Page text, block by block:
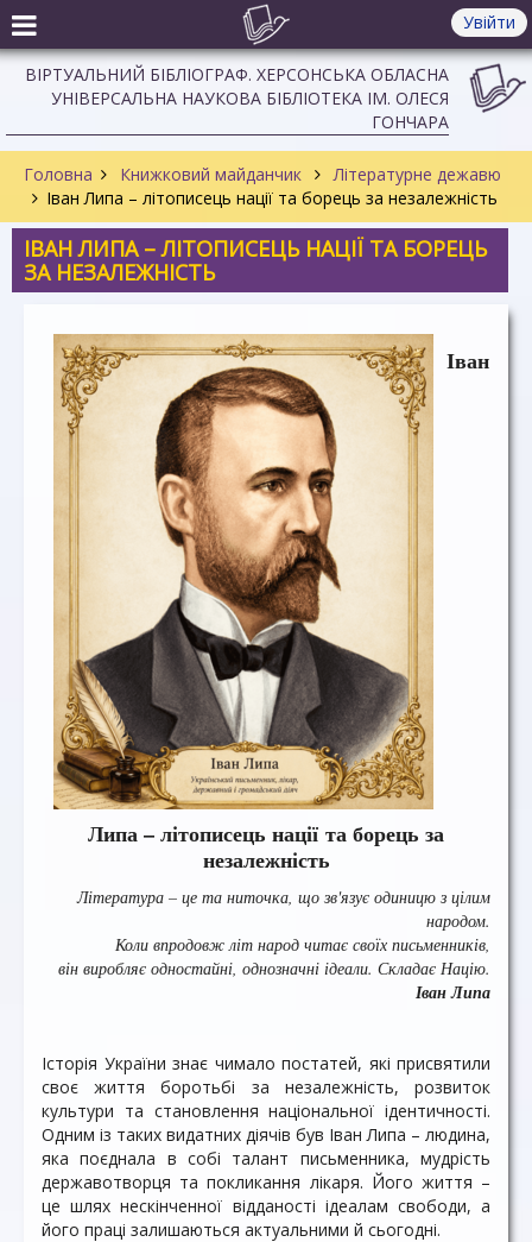
Увійти
ВІРТУАЛЬНИЙ БІБЛІОГРАФ. ХЕРСОНСЬКА ОБЛАСНА
УНІВЕРСАЛЬНА НАУКОВА БІБЛІОТЕКА ІМ. ОЛЕСЯ
ГОНЧАРА
Головна Книжковий майданчик
Літературне дежавю
Іван Липа – літописець нації та борець за незалежність
ІВАН ЛИПА – ЛІТОПИСЕЦЬ НАЦІЇ ТА БОРЕЦЬ
ЗА НЕЗАЛЕЖНІСТЬ
Іван
Липа – літописець нації та борець за
незалежність
Література – це та ниточка, що зв'язує одиницю з цілим
народом.
Коли впродовж літ народ читає своїх письменників,
він виробляє одностайні, однозначні ідеали. Складає Націю.
Іван Липа
Історія України знає чимало постатей, які присвятили
своє життя боротьбі за незалежність, розвиток
культури та становлення національної ідентичності.
Одним із таких видатних діячів був Іван Липа – людина,
яка поєднала в собі талант письменника, мудрість
державотворця та покликання лікаря. Його життя –
це шлях нескінченної відданості ідеалам свободи, а
його праці залишаються актуальними й сьогодні.